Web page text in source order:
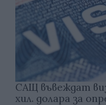
САЩ въвеждат
хил. долара за